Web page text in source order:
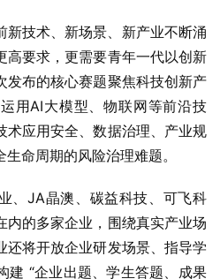
新技术、新场景、新产业不断涌
高要求，更需要青年一代以创新
发布的核心赛题聚焦科技创新产
用AI大模型、物联网等前沿技
术应用安全、数据治理、产业规
命周期的风险治理难题。
、JA晶澳、碳益科技、可飞科
内的多家企业，围绕真实产业场
还将开放企业研发场景、指导学
建 “企业出题、学生答题、成果